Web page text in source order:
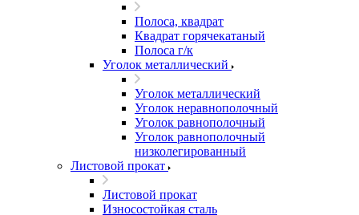
Полоса, квадрат
Квадрат горячекатаный
Полоса г/к
Уголок металлический
Уголок металлический
Уголок неравнополочный
Уголок равнополочный
Уголок равнополочный
низколегированный
Листовой прокат
Листовой прокат
Износостойкая сталь